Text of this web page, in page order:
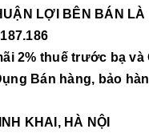
LỢI BÊN BÁN LÀ
2% thuế trước bạ
Bán hàng, bảo
KHAI, HÀ NỘI